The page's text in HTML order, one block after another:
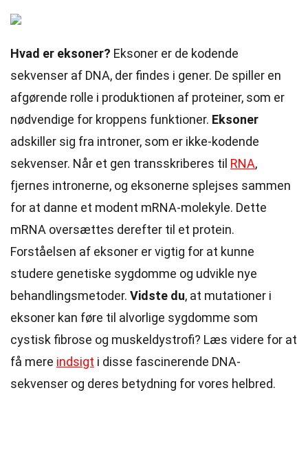
Hvad er eksoner? Eksoner er de kodende
sekvenser af DNA, der findes i gener. De spiller en
afgørende rolle i produktionen af proteiner, som er
nødvendige for kroppens funktioner. Eksoner
adskiller sig fra introner, som er ikke-kodende
sekvenser. Når et gen transskriberes til RNA,
fjernes intronerne, og eksonerne splejses sammen
for at danne et modent mRNA-molekyle. Dette
mRNA oversættes derefter til et protein.
Forståelsen af eksoner er vigtig for at kunne
studere genetiske sygdomme og udvikle nye
behandlingsmetoder. Vidste du, at mutationer i
eksoner kan føre til alvorlige sygdomme som
cystisk fibrose og muskeldystrofi? Læs videre for at
få mere indsigt i disse fascinerende DNA-
sekvenser og deres betydning for vores helbred.